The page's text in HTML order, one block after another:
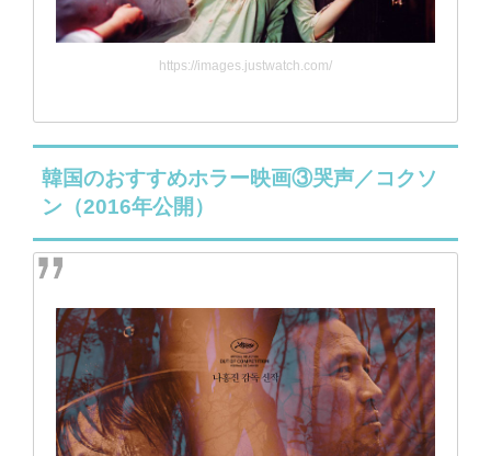
https://images.justwatch.com/
韓国のおすすめホラー映画③哭声／コクソ
ン（2016年公開）